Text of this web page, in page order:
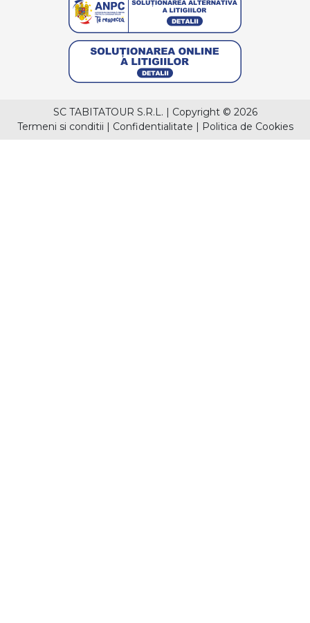
SC TABITATOUR S.R.L. | Copyright © 2026
Termeni si conditii | Confidentialitate | Politica de Cookies